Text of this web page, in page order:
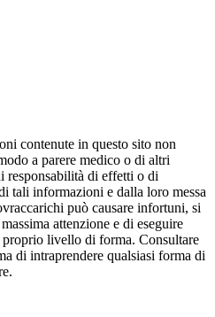
contenute in questo sito non
a parere medico o di altri
responsabilità di effetti o di
tali informazioni e dalla loro messa
può causare infortuni, si
attenzione e di eseguire
proprio livello di forma. Consultare
di intraprendere qualsiasi forma di